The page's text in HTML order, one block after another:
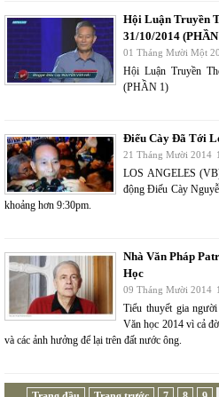
Hội Luận Truyền
31/10/2014
01 Tháng Mười Một
Hội Luận Truyền
(PHẦN 1)
Điếu Cày Đã Tới
21 Tháng Mười 2014
LOS ANGELES
động Điếu Cày
khoảng hơn 9:30pm.
Nhà Văn Pháp
Học
09 Tháng Mười 2014
Tiểu thuyết gia
Văn học 2014 vì cả
và các ảnh hưởng để lại trên đất nước ông.